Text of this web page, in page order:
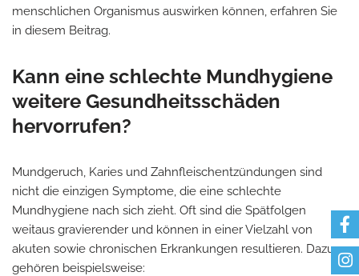
menschlichen Organismus auswirken können, erfahren Sie
in diesem Beitrag.
Kann eine schlechte Mundhygiene
weitere Gesundheitsschäden
hervorrufen?
Mundgeruch, Karies und Zahnfleischentzündungen sind
nicht die einzigen Symptome, die eine schlechte
Mundhygiene nach sich zieht. Oft sind die Spätfolgen
weitaus gravierender und können in einer Vielzahl von
akuten sowie chronischen Erkrankungen resultieren. Dazu
gehören beispielsweise: